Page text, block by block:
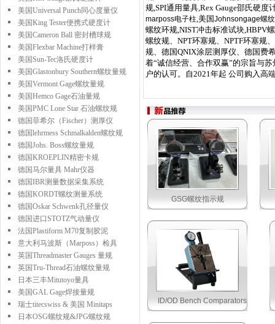
规,SPI通用量具,Rex Gauge邵氏硬度
marposs电子柱,美国Johnsongage螺
螺纹环规,NIST冲击标准试块,HBPV
螺纹规、NPT环塞规、NPTF环塞规
规、德国QNIX涂层测厚仪、德国费
着“诚信经营、合作双赢”的宗旨与
户的认可。自2021年起 公司购入高
GSG螺纹指示规
ID/OD Bench Comparators
美国Universal Punch同心度量仪
美国King Tester便携式硬度计
美国Cameron Ball 密封槽球规
美国Flexbar Machine打样膏
美国Sun-Tec洛氏硬度计
美国Glastonbury Southern螺纹量规
美国Vermont Gage螺纹量规
美国Hemco Gage石油量规
美国PMC Lone Star 石油螺纹规
德国菲希尔（Fischer）测厚仪
德国lehrmess Schmalkalden螺纹规
德国Johs. Boss螺纹量规
德国KROEPLIN精密卡规
德国马尔量具 Mahr仪器
德国IBR测量数据采集系统
德国KORDT螺纹测量系统
德国Oskar Schwenk孔径量仪
德国进口STOTZ气动量仪
法国Plastiform M70复制胶泥
意大利马波斯（Marposs）检具
英国Threadmaster Gauges 量规
英国Tru-Thread石油螺纹量规
日本三丰Mitutoyo量具
美国GAL Gage焊接量规
瑞士titecswiss & 美国 Minitaps
日本OSG螺纹规&JPG螺纹规